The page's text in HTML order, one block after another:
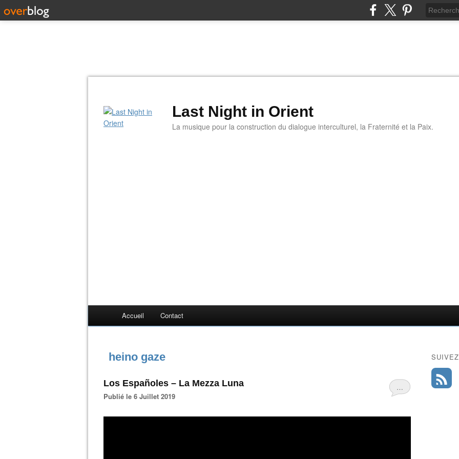
Last Night in Orient
La musique pour la construction du dialogue interculturel, la Fraternité et la Paix.
Accueil Contact
heino gaze
…
Los Españoles ‎– La Mezza Luna
Publié le 6 Juillet 2019